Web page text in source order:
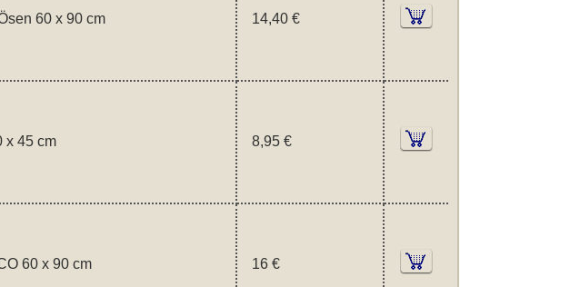
60 x 90 cm 14,40 €
x 45 cm 8,95 €
60 x 90 cm 16 €